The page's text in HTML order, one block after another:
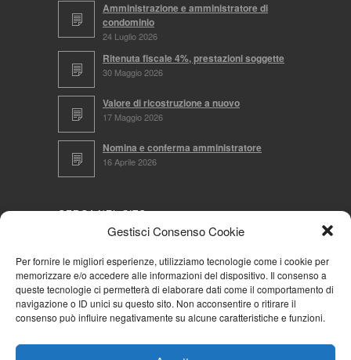
Gestisci Consenso Cookie
Per fornire le migliori esperienze, utilizziamo tecnologie come i cookie per
memorizzare e/o accedere alle informazioni del dispositivo. Il consenso a
queste tecnologie ci permetterà di elaborare dati come il comportamento di
navigazione o ID unici su questo sito. Non acconsentire o ritirare il
consenso può influire negativamente su alcune caratteristiche e funzioni.
Amministrazione e amministratore di
condominio
24 Luglio 2026
Ritenuta fiscale 4%, prestazioni soggette
30 Maggio 2026
Valore di ricostruzione a nuovo
17 Maggio 2026
Nomina e conferma amministratore
16 Aprile 2026
CERCA NEL SITO
NAVIGA PER
Mappa completa
Cookie Policy (UE)